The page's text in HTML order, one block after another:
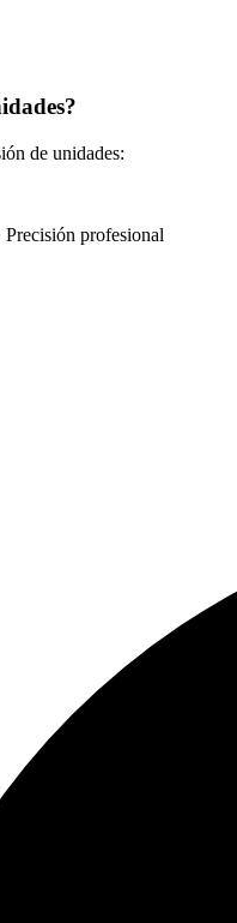
de unidades:
profesional